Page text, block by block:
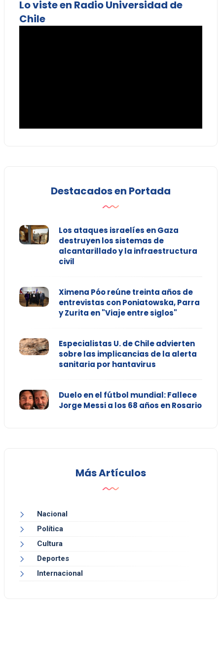
Lo viste en Radio Universidad de
Chile
Destacados en Portada
Los ataques israelíes en Gaza
destruyen los sistemas de
alcantarillado y la infraestructura
civil
Ximena Póo reúne treinta años de
entrevistas con Poniatowska, Parra
y Zurita en "Viaje entre siglos"
Especialistas U. de Chile advierten
sobre las implicancias de la alerta
sanitaria por hantavirus
Duelo en el fútbol mundial: Fallece
Jorge Messi a los 68 años en Rosario
Más Artículos
Nacional
Política
Cultura
Deportes
Internacional